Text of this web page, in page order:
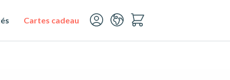
Cartes cadeau